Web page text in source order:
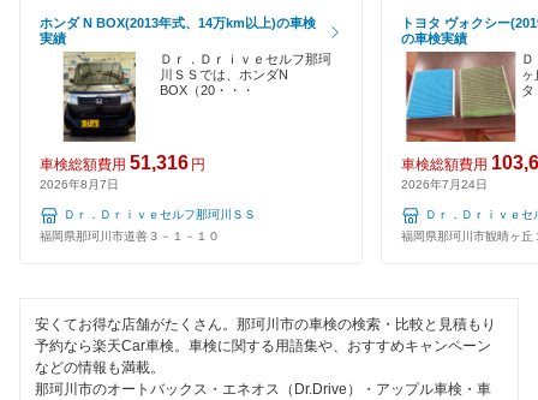
鞍手郡
久留米市
古賀市
田川郡
田川市
筑後市
筑紫野市
EV車OK
120分以内の車検
1日車検
夜間受付
整備保証
ホンダ N BOX(2013年式、14万km以上)の車検
実績
Ｄｒ．Ｄｒｉｖｅセルフ那珂
川ＳＳでは、ホンダN
BOX（20・・・
車検総額費用 51,316 円
2026年8月7日
Ｄｒ．Ｄｒｉｖｅセルフ那珂川ＳＳ
福岡県那珂川市道善３－１－１０
トヨタ ヴォクシー
の車検実績
ヶ
タ
車検総額費用
2026年7月24日
Ｄｒ．Ｄｒｉｖｅセ
福岡県那珂川市観晴ヶ丘
安くてお得な店舗がたくさん。那珂川市の車検の検索・比較と見積もり
予約なら楽天Car車検。車検に関する用語集や、おすすめキャンペーン
などの情報も満載。
那珂川市のオートバックス・エネオス（Dr.Drive）・アップル車検・車